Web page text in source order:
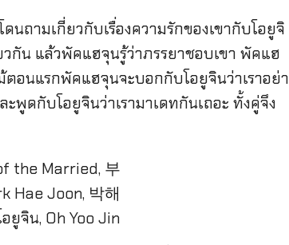
ดนถามเกี่ยวกับเรื่องความรักของเขากับโอยูจิ
กัน แล้วพัคแฮจุนรู้ว่าภรรยาชอบเขา พัคแฮ
อนแรกพัคแฮจุนจะบอกกับโอยูจินว่าเราอย่า
ดกับโอยูจินว่าเรามาเดทกันเถอะ ทั้งคู่จึง